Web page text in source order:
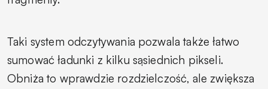
Taki system odczytywania pozwala także łatwo
sumować ładunki z kilku sąsiednich pikseli.
Obniża to wprawdzie rozdzielczość, ale zwiększa